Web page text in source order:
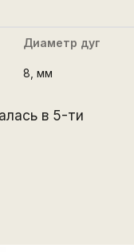
Диаметр дуг
8 , мм
в 5-ти